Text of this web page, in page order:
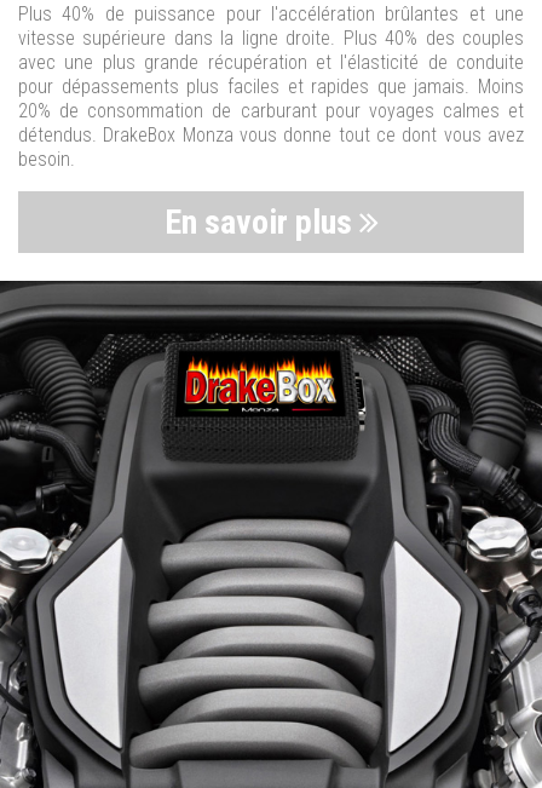
Plus 40% de puissance pour l'accélération brûlantes et une
vitesse supérieure dans la ligne droite. Plus 40% des couples
avec une plus grande récupération et l'élasticité de conduite
pour dépassements plus faciles et rapides que jamais. Moins
20% de consommation de carburant pour voyages calmes et
détendus. DrakeBox Monza vous donne tout ce dont vous avez
besoin.
En savoir plus